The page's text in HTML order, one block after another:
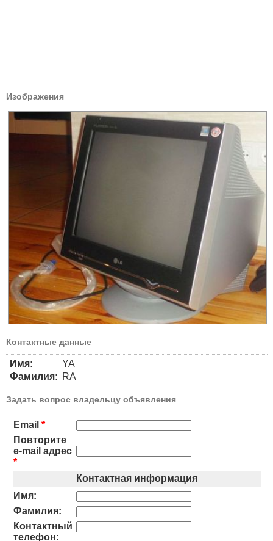
Изображения
Контактные данные
Имя:
YA
Фамилия: RA
Задать вопрос владельцу объявления
Email *
Повторите
e-mail адрес
*
Контактная информация
Имя:
Фамилия:
Контактный
телефон: